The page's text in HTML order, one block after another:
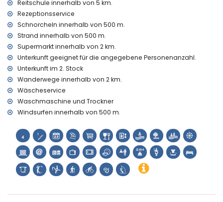
Schloss (Schloss von Denia) (innerhalb von 10 Kilometern
von der Unterkunft)
Sport
Radfahren, Schnorcheln und Windsurfen (innerhalb von
1000 Metern vom Appartement)
Golf (Oliva Nova), Reiten und Wandern (innerhalb von 5
Kilometern vom Appartement)
Reitschule innerhalb von 5 km.
Rezeptionsservice
Schnorcheln innerhalb von 500 m.
Strand innerhalb von 500 m.
Supermarkt innerhalb von 2 km.
Unterkunft geeignet für die angegebene Personenanzahl.
Unterkunft im 2. Stock
Wanderwege innerhalb von 2 km.
Wäscheservice
Waschmaschine und Trockner
Windsurfen innerhalb von 500 m.